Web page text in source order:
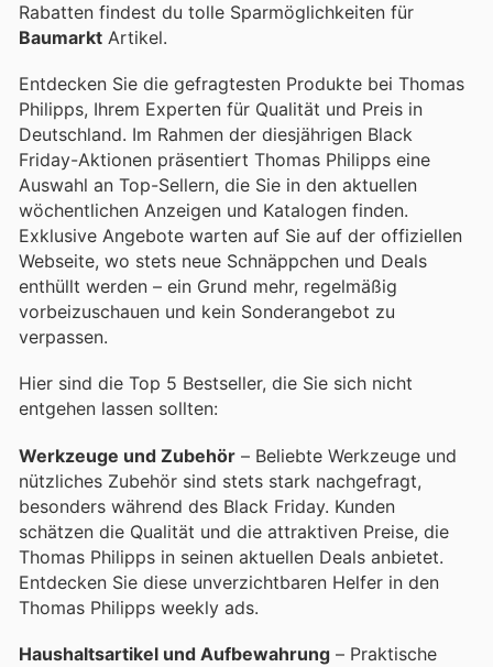
Rabatten findest du tolle Sparmöglichkeiten für
Baumarkt Artikel.
Entdecken Sie die gefragtesten Produkte bei Thomas
Philipps, Ihrem Experten für Qualität und Preis in
Deutschland. Im Rahmen der diesjährigen Black
Friday-Aktionen präsentiert Thomas Philipps eine
Auswahl an Top-Sellern, die Sie in den aktuellen
wöchentlichen Anzeigen und Katalogen finden.
Exklusive Angebote warten auf Sie auf der offiziellen
Webseite, wo stets neue Schnäppchen und Deals
enthüllt werden – ein Grund mehr, regelmäßig
vorbeizuschauen und kein Sonderangebot zu
verpassen.
Hier sind die Top 5 Bestseller, die Sie sich nicht
entgehen lassen sollten:
Werkzeuge und Zubehör – Beliebte Werkzeuge und
nützliches Zubehör sind stets stark nachgefragt,
besonders während des Black Friday. Kunden
schätzen die Qualität und die attraktiven Preise, die
Thomas Philipps in seinen aktuellen Deals anbietet.
Entdecken Sie diese unverzichtbaren Helfer in den
Thomas Philipps weekly ads.
Haushaltsartikel und Aufbewahrung – Praktische